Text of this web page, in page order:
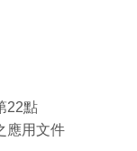
22點
應用文件